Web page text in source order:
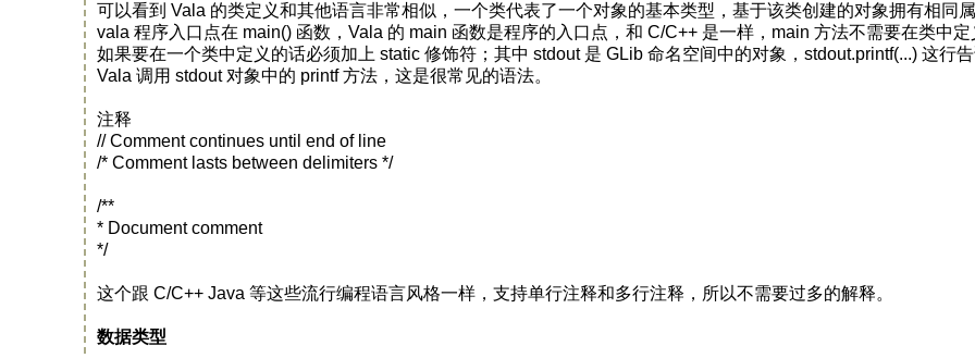
可以看到 Vala 的类定义和其他语言非常相似，一个类代表了一个对象的基本类型，基于该类创建的对象拥有相同
vala 程序入口点在 main() 函数，Vala 的 main 函数是程序的入口点，和 C/C++ 是一样，main 方法不需要在类中定
如果要在一个类中定义的话必须加上 static 修饰符；其中 stdout 是 GLib 命名空间中的对象，stdout.printf(...) 这行
Vala 调用 stdout 对象中的 printf 方法，这是很常见的语法。
注释
// Comment continues until end of line
/* Comment lasts between delimiters */
/**
* Document comment
*/
这个跟 C/C++ Java 等这些流行编程语言风格一样，支持单行注释和多行注释，所以不需要过多的解释。
数据类型